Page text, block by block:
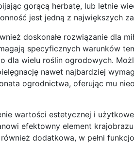
gorącą herbatę, lub letnie
jest jedną z największych
doskonałe rozwiązanie dla
specyficznych warunków
dla wielu roślin ogrodowych.
nawet najbardziej
ogrodnictwa, oferując mu
wartości estetycznej i
efektowny element
dodatkowa, w pełni